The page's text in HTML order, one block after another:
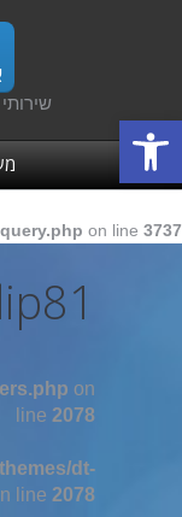
פתח סרגל נגישות
on line 3737
on
line 2078
dt-
line 2078